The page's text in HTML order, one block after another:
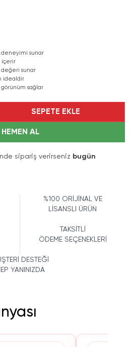
deneyimi sunar
içerir
değeri sunar
idealdir
sağlar
SEPETE EKLE
HEMEN AL
sipariş verirseniz bugün
%100 ORİJİNAL VE
LİSANSLI ÜRÜN
TAKSİTLİ
ÖDEME SEÇENEKLERİ
DESTEĞİ
YANINIZDA